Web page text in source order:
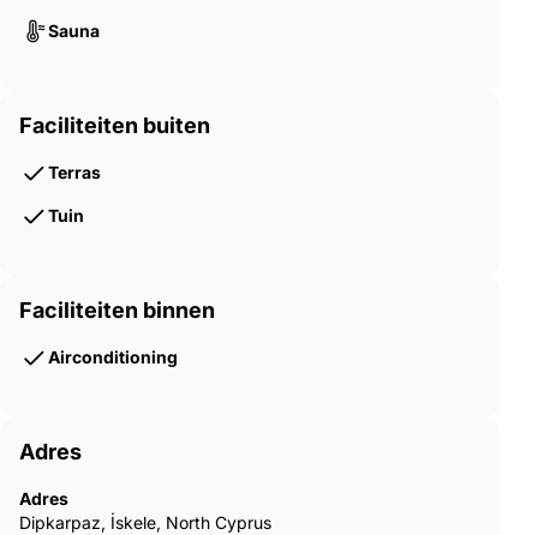
Sauna
Faciliteiten buiten
Terras
Tuin
Faciliteiten binnen
Airconditioning
Adres
Adres
Dipkarpaz, İskele, North Cyprus